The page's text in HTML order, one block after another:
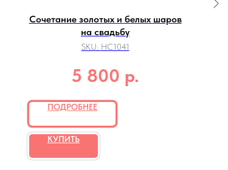
Сочетание золотых и белых шаров
на свадьбу
SKU: НС1041
5 800 р.
ПОДРОБНЕЕ
КУПИТЬ